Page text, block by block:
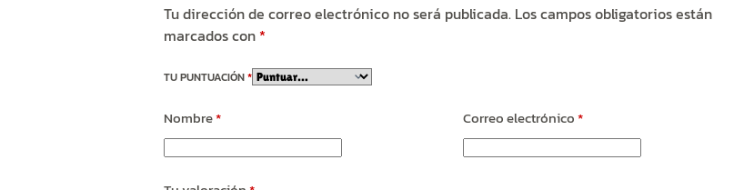
Tu dirección de correo electrónico no será publicada. Los campos obligatorios están
marcados con *
TU PUNTUACIÓN*
Nombre* Correo electrónico*